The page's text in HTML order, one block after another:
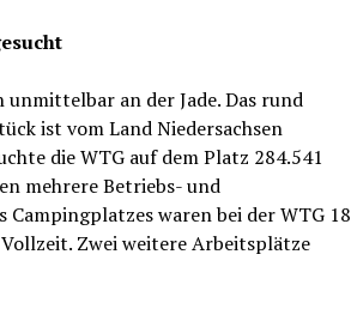
an der Jade. Das rund
ist vom Land Niedersachsen
die WTG auf dem Platz 284.541
mehrere Betriebs- und
Campingplatzes waren bei der WTG 18
Zwei weitere Arbeitsplätze